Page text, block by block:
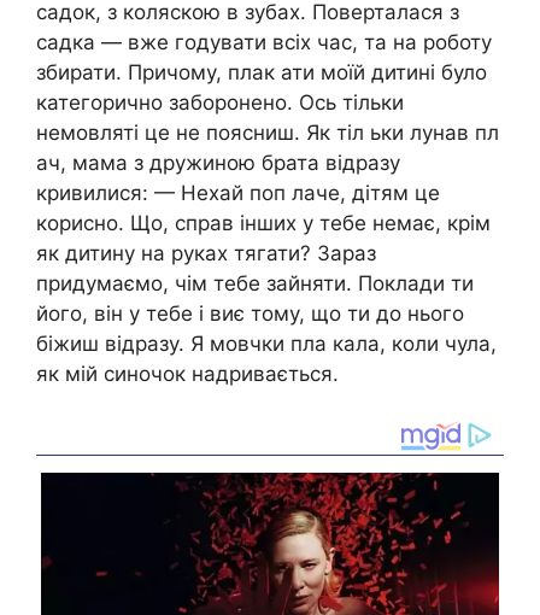
садок, з коляскою в зубах. Поверталася з
садка — вже годувати всіх час, та на роботу
збирати. Причому, плак ати моїй дитині було
категорично заборонено. Ось тільки
немовляті це не поясниш. Як тіл ьки лунав пл
ач, мама з дружиною брата відразу
кривилися: — Нехай поп лаче, дітям це
корисно. Що, справ інших у тебе немає, крім
як дитину на руках тягати? Зараз
придумаємо, чім тебе зайняти. Поклади ти
його, він у тебе і виє тому, що ти до нього
біжиш відразу. Я мовчки пла кала, коли чула,
як мій синочок надривається.